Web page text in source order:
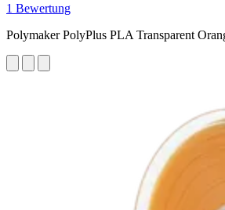
1 Bewertung
Polymaker PolyPlus PLA Transparent